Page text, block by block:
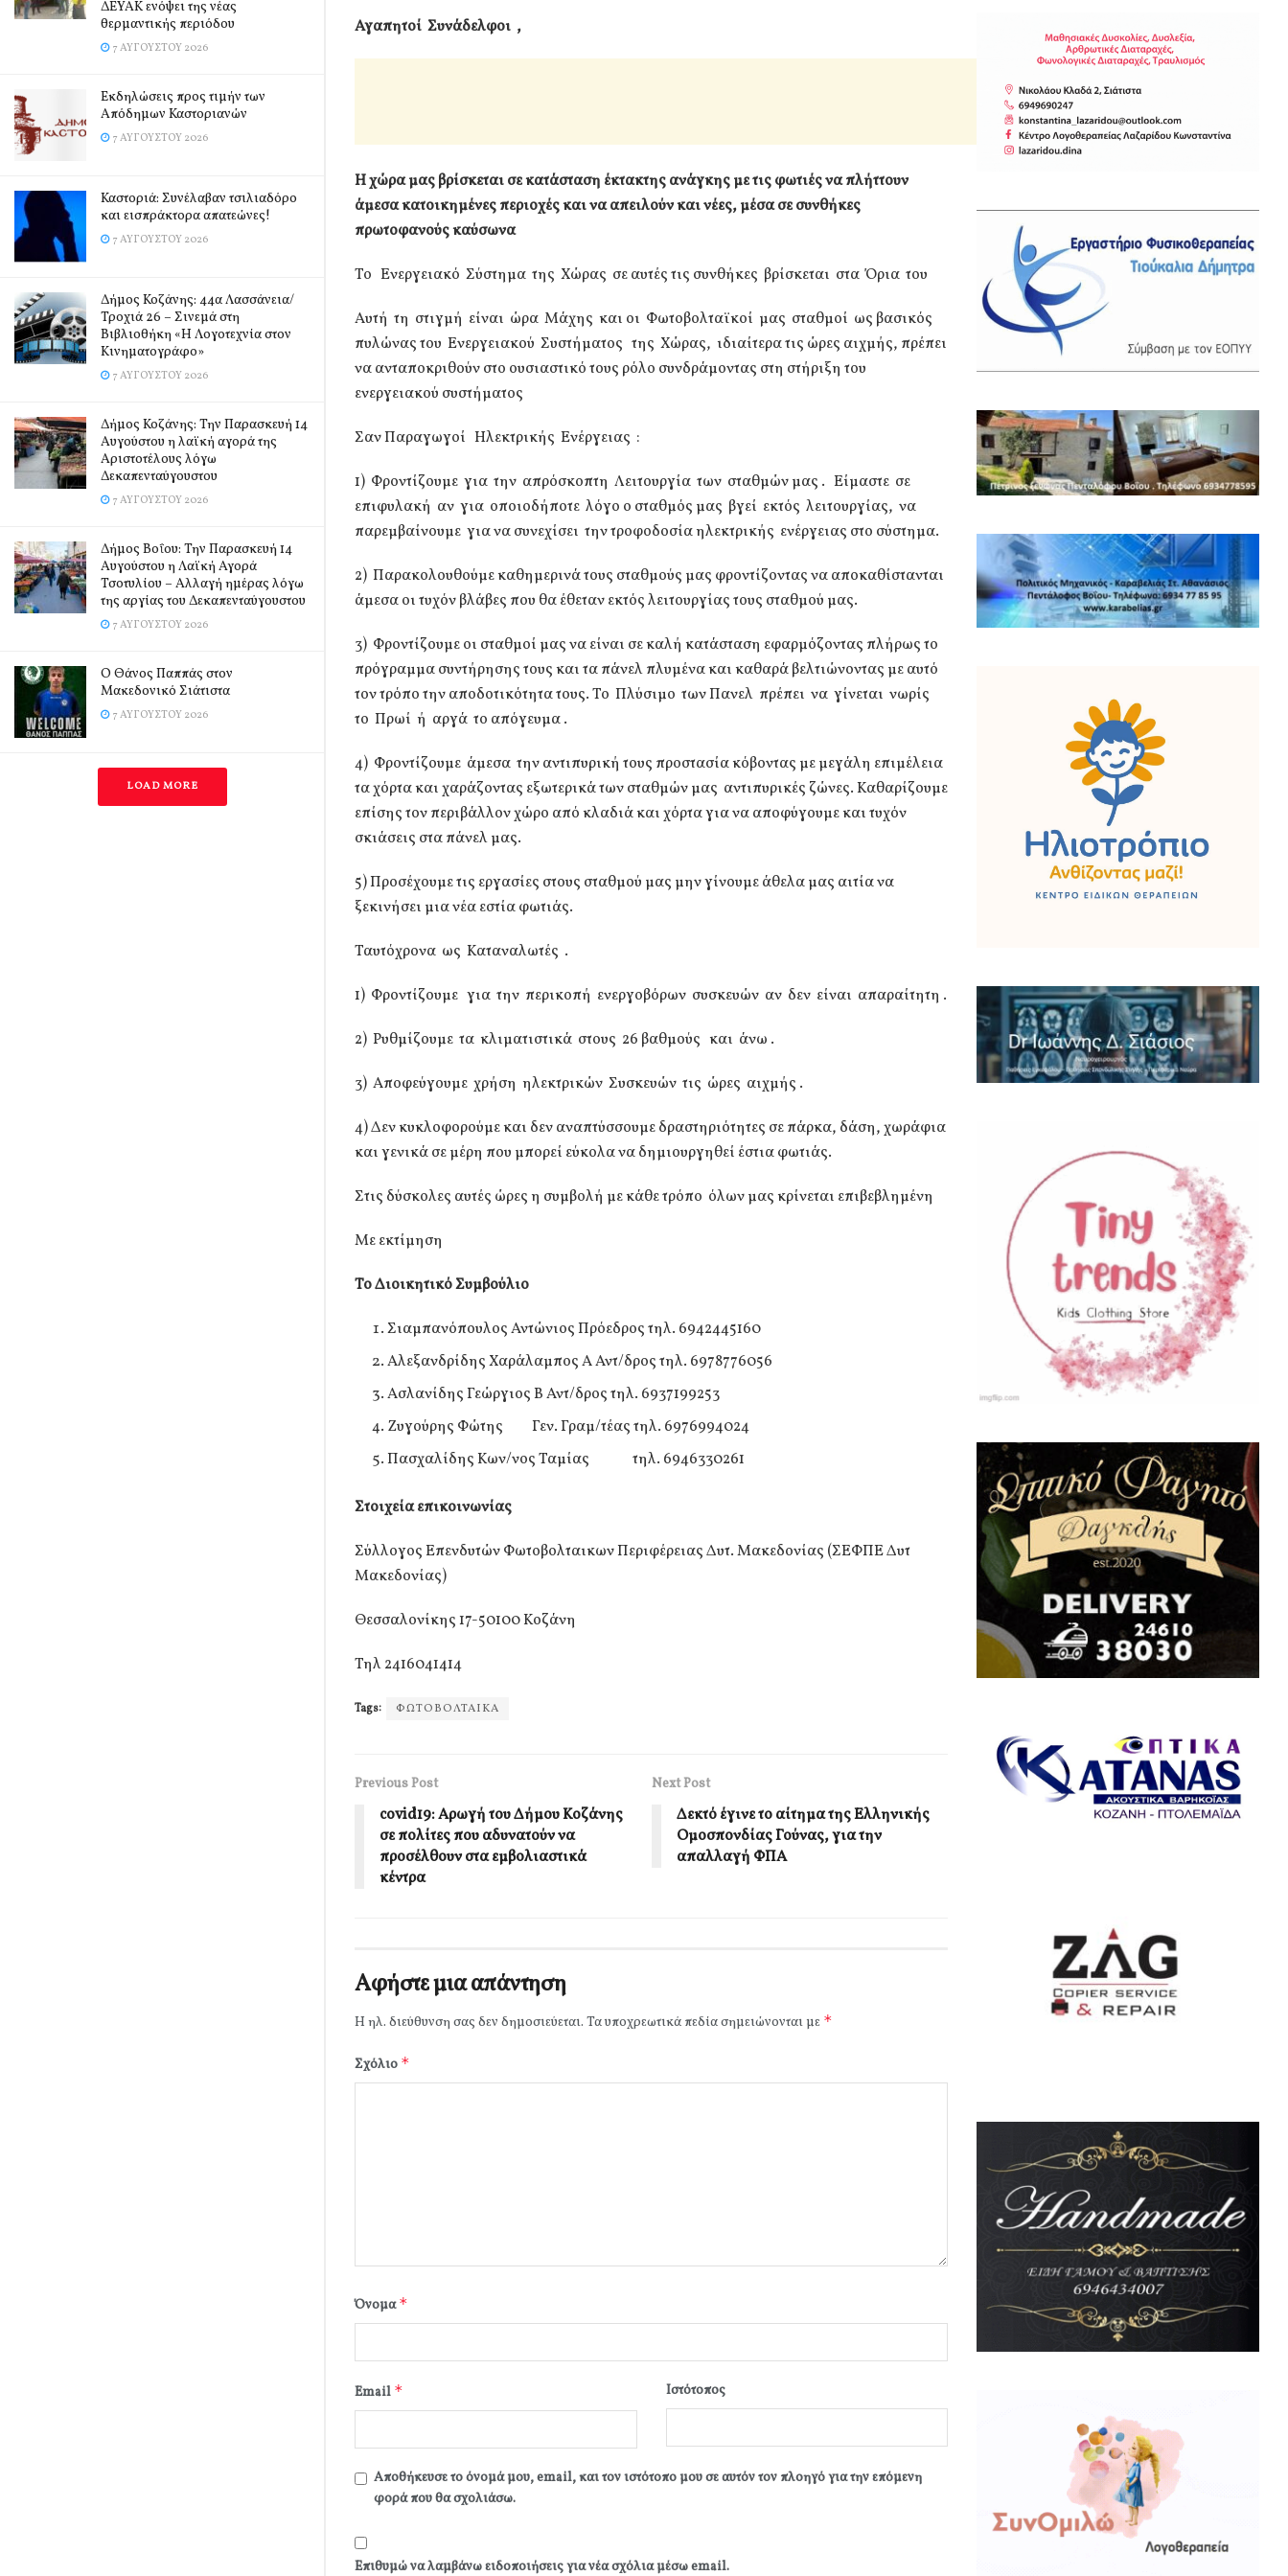
ΔΕΥΑΚ ενόψει της νέας
θερμαντικής περιόδου
7 ΑΥΓΟΎΣΤΟΥ 2026
Εκδηλώσεις προς τιμήν των
Απόδημων Καστοριανών
7 ΑΥΓΟΎΣΤΟΥ 2026
Καστοριά: Συνέλαβαν τσιλιαδόρο
και εισπράκτορα απατεώνες!
7 ΑΥΓΟΎΣΤΟΥ 2026
Δήμος Κοζάνης: 44α Λασσάνεια/
Τροχιά 26 – Σινεμά στη
Βιβλιοθήκη «Η Λογοτεχνία στον
Κινηματογράφο»
7 ΑΥΓΟΎΣΤΟΥ 2026
Δήμος Κοζάνης: Την Παρασκευή 14
Αυγούστου η λαϊκή αγορά της
Αριστοτέλους λόγω
Δεκαπενταύγουστου
7 ΑΥΓΟΎΣΤΟΥ 2026
Δήμος Βοΐου: Την Παρασκευή 14
Αυγούστου η Λαϊκή Αγορά
Τσοτυλίου – Αλλαγή ημέρας λόγω
της αργίας του Δεκαπενταύγουστου
7 ΑΥΓΟΎΣΤΟΥ 2026
Ο Θάνος Παππάς στον
Μακεδονικό Σιάτιστα
7 ΑΥΓΟΎΣΤΟΥ 2026
LOAD MORE
Αγαπητοί Συνάδελφοι ,
Η χώρα μας βρίσκεται σε κατάσταση έκτακτης ανάγκης με τις φωτιές να πλήττουν
άμεσα κατοικημένες περιοχές και να απειλούν και νέες, μέσα σε συνθήκες
πρωτοφανούς καύσωνα
Το Ενεργειακό Σύστημα της Χώρας σε αυτές τις συνθήκες βρίσκεται στα Όρια του
Αυτή τη στιγμή είναι ώρα Μάχης και οι Φωτοβολταϊκοί μας σταθμοί ως βασικός
πυλώνας του Ενεργειακού Συστήματος της Χώρας, ιδιαίτερα τις ώρες αιχμής, πρέπει
να ανταποκριθούν στο ουσιαστικό τους ρόλο συνδράμοντας στη στήριξη του
ενεργειακού συστήματος
Σαν Παραγωγοί Ηλεκτρικής Ενέργειας :
1) Φροντίζουμε για την απρόσκοπτη Λειτουργία των σταθμών μας . Είμαστε σε
επιφυλακή αν για οποιοδήποτε λόγο ο σταθμός μας βγεί εκτός λειτουργίας, να
παρεμβαίνουμε για να συνεχίσει την τροφοδοσία ηλεκτρικής ενέργειας στο σύστημα.
2) Παρακολουθούμε καθημερινά τους σταθμούς μας φροντίζοντας να αποκαθίστανται
άμεσα οι τυχόν βλάβες που θα έθεταν εκτός λειτουργίας τους σταθμού μας.
3) Φροντίζουμε οι σταθμοί μας να είναι σε καλή κατάσταση εφαρμόζοντας πλήρως το
πρόγραμμα συντήρησης τους και τα πάνελ πλυμένα και καθαρά βελτιώνοντας με αυτό
τον τρόπο την αποδοτικότητα τους. Το Πλύσιμο των Πανελ πρέπει να γίνεται νωρίς
το Πρωί ή αργά το απόγευμα .
4) Φροντίζουμε άμεσα την αντιπυρική τους προστασία κόβοντας με μεγάλη επιμέλεια
τα χόρτα και χαράζοντας εξωτερικά των σταθμών μας αντιπυρικές ζώνες. Καθαρίζουμε
επίσης τον περιβάλλον χώρο από κλαδιά και χόρτα για να αποφύγουμε και τυχόν
σκιάσεις στα πάνελ μας.
5) Προσέχουμε τις εργασίες στους σταθμού μας μην γίνουμε άθελα μας αιτία να
ξεκινήσει μια νέα εστία φωτιάς.
Ταυτόχρονα ως Καταναλωτές .
1) Φροντίζουμε για την περικοπή ενεργοβόρων συσκευών αν δεν είναι απαραίτητη .
2) Ρυθμίζουμε τα κλιματιστικά στους 26 βαθμούς και άνω .
3) Αποφεύγουμε χρήση ηλεκτρικών Συσκευών τις ώρες αιχμής .
4) Δεν κυκλοφορούμε και δεν αναπτύσσουμε δραστηριότητες σε πάρκα, δάση, χωράφια
και γενικά σε μέρη που μπορεί εύκολα να δημιουργηθεί έστια φωτιάς.
Στις δύσκολες αυτές ώρες η συμβολή με κάθε τρόπο όλων μας κρίνεται επιβεβλημένη
Με εκτίμηση
Το Διοικητικό Συμβούλιο
Σιαμπανόπουλος Αντώνιος Πρόεδρος τηλ. 6942445160
Αλεξανδρίδης Χαράλαμπος Α Αντ/δρος τηλ. 6978776056
Ασλανίδης Γεώργιος Β Αντ/δρος τηλ. 6937199253
Ζυγούρης Φώτης Γεν. Γραμ/τέας τηλ. 6976994024
Πασχαλίδης Κων/νος Ταμίας τηλ. 6946330261
Στοιχεία επικοινωνίας
Σύλλογος Επενδυτών Φωτοβολταικων Περιφέρειας Δυτ. Μακεδονίας (ΣΕΦΠΕ Δυτ
Μακεδονίας)
Θεσσαλονίκης 17-50100 Κοζάνη
Τηλ 2416041414
Tags: ΦΩΤΟΒΟΛΤΑΙΚΑ
Previous Post
covid19: Αρωγή του Δήμου Κοζάνης
σε πολίτες που αδυνατούν να
προσέλθουν στα εμβολιαστικά
κέντρα
Next Post
Δεκτό έγινε το αίτημα της Ελληνικής
Ομοσπονδίας Γούνας, για την
απαλλαγή ΦΠΑ
Αφήστε μια απάντηση
Η ηλ. διεύθυνση σας δεν δημοσιεύεται. Τα υποχρεωτικά πεδία σημειώνονται με *
Σχόλιο *
Όνομα*
Email * Ιστότοπος
Αποθήκευσε το όνομά μου, email, και τον ιστότοπο μου σε αυτόν τον πλοηγό για την επόμενη
φορά που θα σχολιάσω.
Επιθυμώ να λαμβάνω ειδοποιήσεις για νέα σχόλια μέσω email.